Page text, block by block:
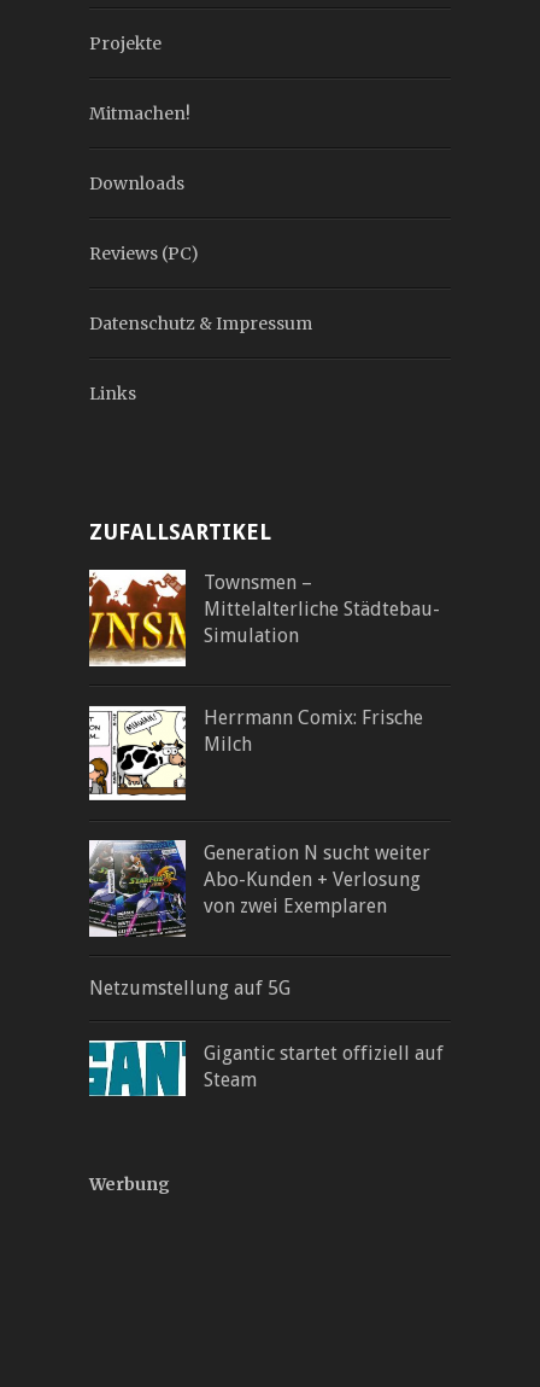
Projekte
Mitmachen!
Downloads
Reviews (PC)
Datenschutz & Impressum
Links
ZUFALLSARTIKEL
Townsmen –
Mittelalterliche Städtebau-
Simulation
Herrmann Comix: Frische
Milch
Generation N sucht weiter
Abo-Kunden + Verlosung
von zwei Exemplaren
Netzumstellung auf 5G
Gigantic startet offiziell auf
Steam
Werbung